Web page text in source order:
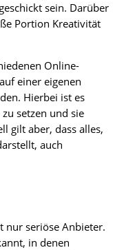
sein. Darüber
Portion Kreativität
Online-
einer eigenen
Hierbei ist es
setzen und sie
gilt aber, dass alles,
auch
nur seriöse Anbieter.
in denen